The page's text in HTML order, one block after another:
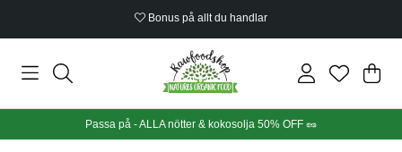
Bonus på allt du handlar
Din
.
Passa på - ALLA nötter & kokosolja 50% OFF 🥜